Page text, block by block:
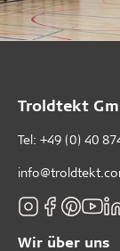
Troldtekt
Tel: +49 (0) 40
Wir über uns